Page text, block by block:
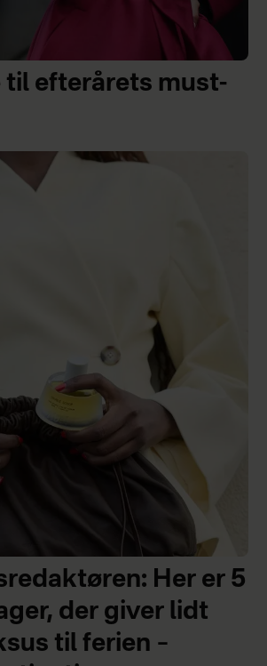
til efterårets must-
Her er 5
der giver lidt
til ferien –